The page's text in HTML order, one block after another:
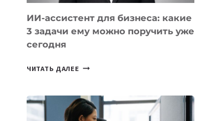
ИИ-ассистент для бизнеса: какие
3 задачи ему можно поручить уже
сегодня
ЧИТАТЬ ДАЛЕЕ ИИ-
БИЗНЕСА:
КАКИЕ